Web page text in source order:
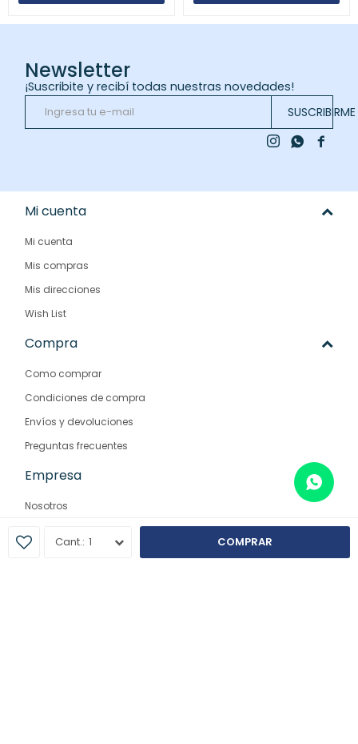
1 COMPRAR
Newsletter
¡Suscribite y recibí todas nuestras novedades!
SUSCRIBIRME

 
Mi cuenta
Mi cuenta
Mis compras
Mis direcciones
Wish List
Compra
Como comprar
Condiciones de compra
Envíos y devoluciones
Preguntas frecuentes
Empresa
Nosotros